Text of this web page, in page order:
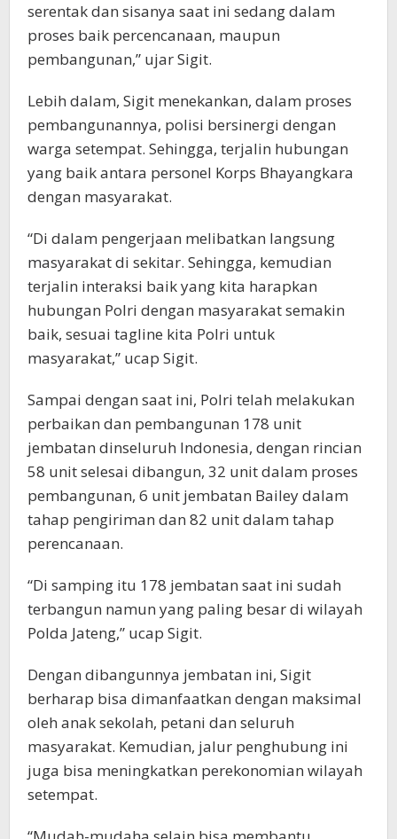
serentak dan sisanya saat ini sedang dalam
proses baik percencanaan, maupun
pembangunan,” ujar Sigit.
Lebih dalam, Sigit menekankan, dalam proses
pembangunannya, polisi bersinergi dengan
warga setempat. Sehingga, terjalin hubungan
yang baik antara personel Korps Bhayangkara
dengan masyarakat.
“Di dalam pengerjaan melibatkan langsung
masyarakat di sekitar. Sehingga, kemudian
terjalin interaksi baik yang kita harapkan
hubungan Polri dengan masyarakat semakin
baik, sesuai tagline kita Polri untuk
masyarakat,” ucap Sigit.
Sampai dengan saat ini, Polri telah melakukan
perbaikan dan pembangunan 178 unit
jembatan dinseluruh Indonesia, dengan rincian
58 unit selesai dibangun, 32 unit dalam proses
pembangunan, 6 unit jembatan Bailey dalam
tahap pengiriman dan 82 unit dalam tahap
perencanaan.
“Di samping itu 178 jembatan saat ini sudah
terbangun namun yang paling besar di wilayah
Polda Jateng,” ucap Sigit.
Dengan dibangunnya jembatan ini, Sigit
berharap bisa dimanfaatkan dengan maksimal
oleh anak sekolah, petani dan seluruh
masyarakat. Kemudian, jalur penghubung ini
juga bisa meningkatkan perekonomian wilayah
setempat.